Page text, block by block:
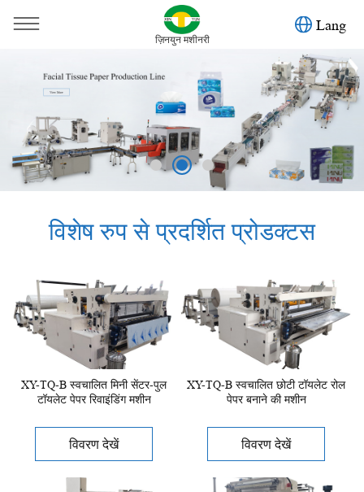
Lang
ज़िनयुन मशीनरी
विशेष रुप से प्रदर्शित प्रोडक्टस
XY-TQ-B स्वचालित मिनी सेंटर-पुल
टॉयलेट पेपर रिवाइंडिंग मशीन
विवरण देखें
XY-TQ-B स्वचालित छोटी टॉयलेट रोल
पेपर बनाने की मशीन
विवरण देखें